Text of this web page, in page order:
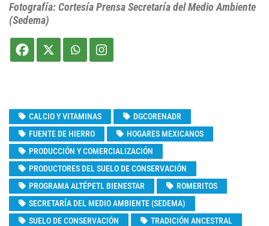
Fotografía: Cortesía Prensa Secretaría del Medio Ambiente
(Sedema)
CALCIO Y VITAMINAS
DGCORENADR
FUENTE DE HIERRO
HOGARES MEXICANOS
PRODUCCIÓN Y COMERCIALIZACIÓN
PRODUCTORES DEL SUELO DE CONSERVACIÓN
PROGRAMA ALTÉPETL BIENESTAR
ROMERITOS
SECRETARÍA DEL MEDIO AMBIENTE (SEDEMA)
SUELO DE CONSERVACIÓN
TRADICIÓN ANCESTRAL